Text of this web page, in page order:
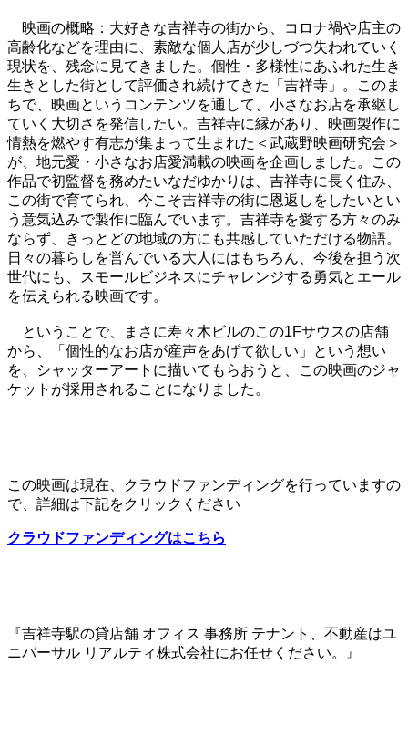
映画の概略：大好きな吉祥寺の街から、コロナ禍や店主の
高齢化などを理由に、素敵な個人店が少しづつ失われていく
現状を、残念に見てきました。個性・多様性にあふれた生き
生きとした街として評価され続けてきた「吉祥寺」。このま
ちで、映画というコンテンツを通して、小さなお店を承継し
ていく大切さを発信したい。吉祥寺に縁があり、映画製作に
情熱を燃やす有志が集まって生まれた＜武蔵野映画研究会＞
が、地元愛・小さなお店愛満載の映画を企画しました。この
作品で初監督を務めたいなだゆかりは、吉祥寺に長く住み、
この街で育てられ、今こそ吉祥寺の街に恩返しをしたいとい
う意気込みで製作に臨んでいます。吉祥寺を愛する方々のみ
ならず、きっとどの地域の方にも共感していただける物語。
日々の暮らしを営んでいる大人にはもちろん、今後を担う次
世代にも、スモールビジネスにチャレンジする勇気とエール
を伝えられる映画です。
ということで、まさに寿々木ビルのこの1Fサウスの店舗
から、「個性的なお店が産声をあげて欲しい」という想い
を、シャッターアートに描いてもらおうと、この映画のジャ
ケットが採用されることになりました。
この映画は現在、クラウドファンディングを行っていますの
で、詳細は下記をクリックください
クラウドファンディングはこちら
『吉祥寺駅の貸店舗 オフィス 事務所 テナント、不動産はユ
ニバーサル リアルティ株式会社にお任せください。』